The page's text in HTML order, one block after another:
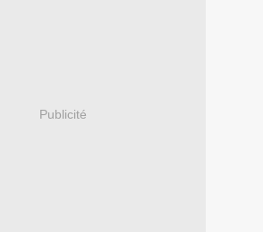
Publicité